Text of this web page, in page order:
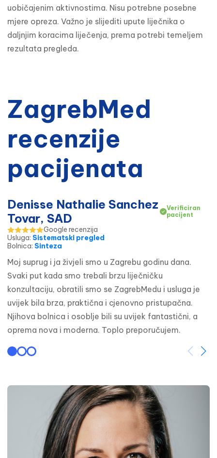
uobičajenim aktivnostima. Nisu potrebne posebne
mjere opreza. Važno je slijediti upute liječnika o
daljnjim koracima liječenja, prema potrebi temeljem
rezultata pregleda.
ZagrebMed
recenzije
pacijenata
Denisse Nathalie Sanchez
Tovar, SAD
Verificiran
pacijent
Google recenzija
Usluga: Sistematski pregled
Bolnica: Sinteza
Moj suprug i ja živjeli smo u Zagrebu godinu dana.
Svaki put kada smo trebali brzu liječničku
konzultaciju, obratili smo se ZagrebMedu i usluga je
uvijek bila brza, praktična i cjenovno pristupačna.
Njihova bolnica i osoblje bili su uvijek fantastični, a
oprema nova i moderna. Toplo preporučujem.